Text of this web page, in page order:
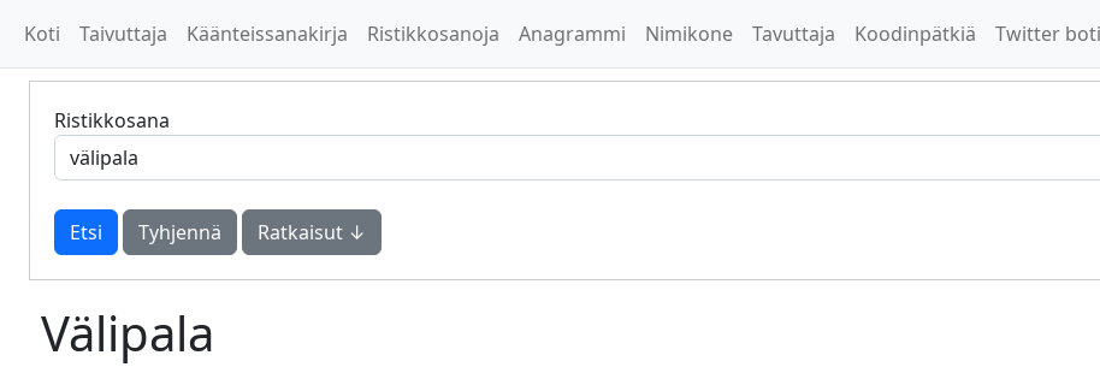
Koti Taivuttaja Käänteissanakirja Ristikkosanoja Anagrammi Nimikone Tavuttaja Koodinpätkiä Twitter
Ristikkosana
Tyhjennä Ratkaisut ↓
Välipala